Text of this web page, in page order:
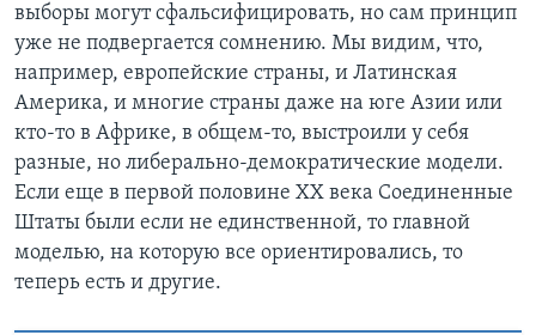
выборы могут сфальсифицировать, но сам принцип
уже не подвергается сомнению. Мы видим, что,
например, европейские страны, и Латинская
Америка, и многие страны даже на юге Азии или
кто-то в Африке, в общем-то, выстроили у себя
разные, но либерально-демократические модели.
Если еще в первой половине ХХ века Соединенные
Штаты были если не единственной, то главной
моделью, на которую все ориентировались, то
теперь есть и другие.